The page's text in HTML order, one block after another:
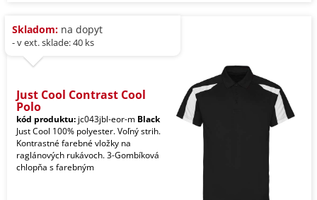
Skladom: na dopyt
- v ext. sklade: 40 ks
Just Cool Contrast Cool
Polo
kód produktu: jc043jbl-eor-m Black
Just Cool 100% polyester. Voľný strih.
Kontrastné farebné vložky na
raglánových rukávoch. 3-Gombíková
chlopňa s farebným